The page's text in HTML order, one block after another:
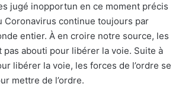
jugé inopportun en ce moment précis
Coronavirus continue toujours par
entier. À en croire notre source, les
pas abouti pour libérer la voie. Suite à
libérer la voie, les forces de l’ordre se
mettre de l’ordre.